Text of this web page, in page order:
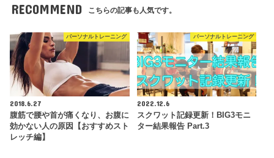
RECOMMEND こちらの記事も人気です。
パーソナルトレーニング
2018.6.27
腹筋で腰や首が痛くなり、お腹に
効かない人の原因【おすすめスト
レッチ編】
パーソナルトレーニング
2022.12.6
スクワット記録更新！BIG3モニ
ター結果報告 Part.3